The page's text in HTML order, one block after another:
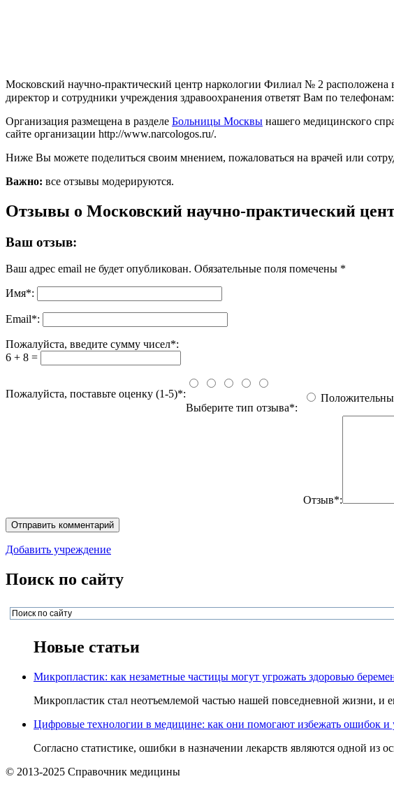
Московский научно-практический центр наркологии Филиал № 2 расположена
директор и сотрудники учреждения здравоохранения ответят Вам по
Организация размещена в разделе Больницы Москвы нашего медицинского
сайте организации http://www.narcologos.ru/.
Ниже Вы можете поделиться своим мнением, пожаловаться на врачей или
Важно: все отзывы модерируются.
Отзывы о Московский научно-практический
Ваш отзыв:
Ваш адрес email не будет опубликован. Обязательные поля помечены *
Имя*:
Email*:
Пожалуйста, введите сумму чисел*:
6 + 8 =
Пожалуйста, поставьте оценку (1-5)*:
Выберите тип отзыва*:
Отзыв*:
Добавить учреждение
Поиск по сайту
Новые статьи
Микропластик: как незаметные частицы могут угрожать здоровью
Микропластик стал неотъемлемой частью нашей повседневной жизни, и
Цифровые технологии в медицине: как они помогают избежать ошибок и
Согласно статистике, ошибки в назначении лекарств являются одной из
© 2013-2025 Справочник медицины